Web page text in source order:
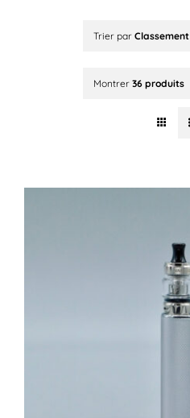
Trier par Classement
Montrer 36 produits